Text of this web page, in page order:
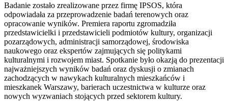
Badanie zostało zrealizowane przez firmę IPSOS, która
odpowiadała za przeprowadzenie badań terenowych oraz
opracowanie wyników. Premiera raportu zgromadziła
przedstawicielki i przedstawicieli podmiotów kultury, organizacji
pozarządowych, administracji samorządowej, środowiska
naukowego oraz ekspertów zajmujących się politykami
kulturalnymi i rozwojem miast. Spotkanie było okazją do prezentacji
najważniejszych wyników badań oraz dyskusji o zmianach
zachodzących w nawykach kulturalnych mieszkańców i
mieszkanek Warszawy, barierach uczestnictwa w kulturze oraz
nowych wyzwaniach stojących przed sektorem kultury.